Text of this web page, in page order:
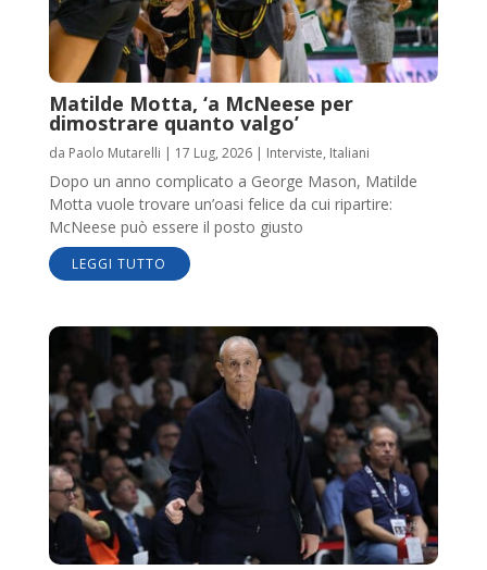
Matilde Motta, ‘a McNeese per
dimostrare quanto valgo’
da Paolo Mutarelli | 17 Lug, 2026| Interviste, Italiani
Dopo un anno complicato a George Mason, Matilde
Motta vuole trovare un’oasi felice da cui ripartire:
McNeese può essere il posto giusto
LEGGI TUTTO